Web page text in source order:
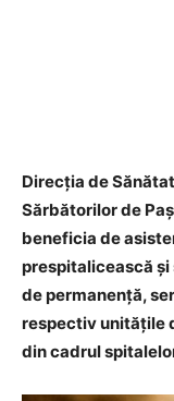
Direcția de
Sărbătorilor de
beneficia de
prespitalicească
de permanenţă,
respectiv unităţile
din cadrul